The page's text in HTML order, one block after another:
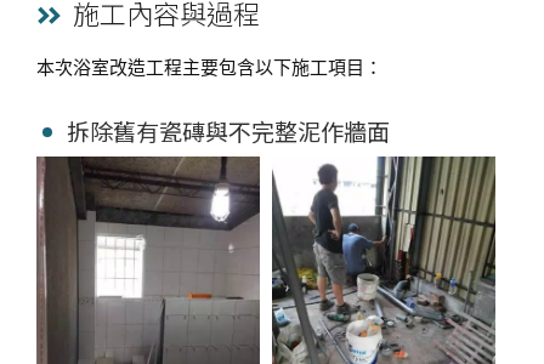
施工內容與過程
本次浴室改造工程主要包含以下施工項目：
拆除舊有瓷磚與不完整泥作牆面